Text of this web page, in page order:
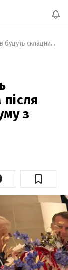
Наступні 60 днів будуть складними, – Білий дім після підписання меморандуму з Іраном
з